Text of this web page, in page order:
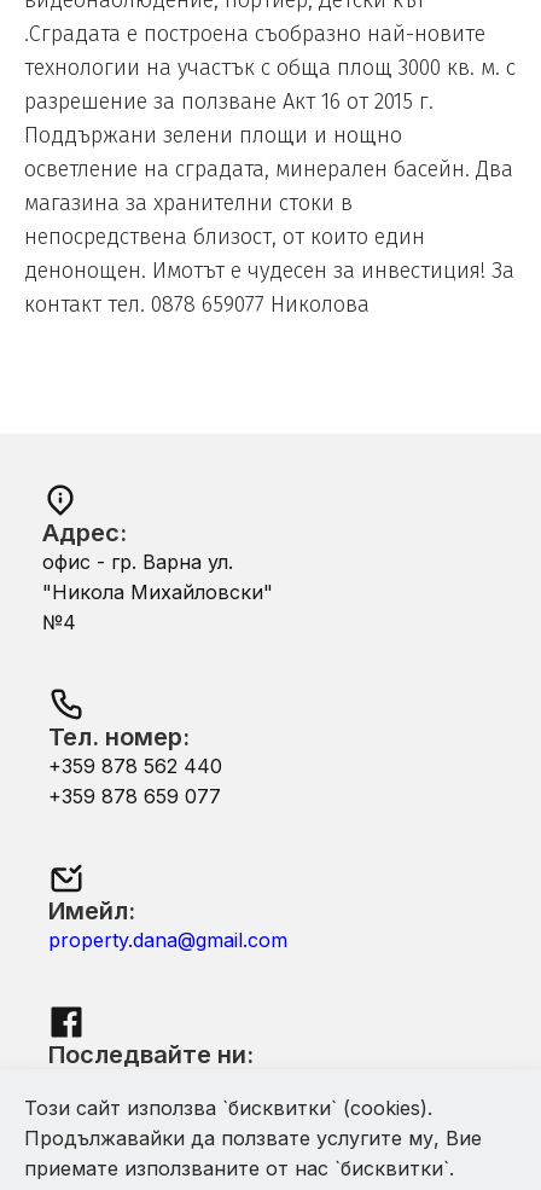
.Сградата е построена съобразно най-новите
технологии на участък с обща площ 3000 кв. м. с
разрешение за ползване Акт 16 от 2015 г.
Поддържани зелени площи и нощно
осветление на сградата, минерален басейн. Два
магазина за хранителни стоки в
непосредствена близост, от които един
денонощен. Имотът е чудесен за инвестиция! За
контакт тел. 0878 659077 Николова
Адрес:
офис - гр. Варна ул.
"Никола Михайловски"
№4
Тел. номер:
+359 878 562 440
+359 878 659 077
Имейл:
property.dana@gmail.com
Последвайте ни:
Този сайт използва `бисквитки` (cookies).
Продължавайки да ползвате услугите му, Вие
приемате използваните от нас `бисквитки`.